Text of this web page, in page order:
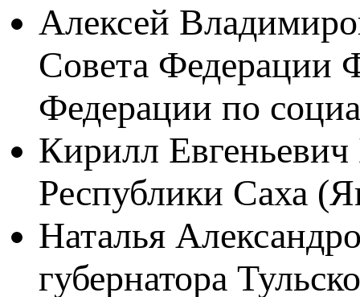
Алексей
Совета Федерации
Федерации по
Кирилл Евгеньевич
Республики Саха
Наталья
губернатора